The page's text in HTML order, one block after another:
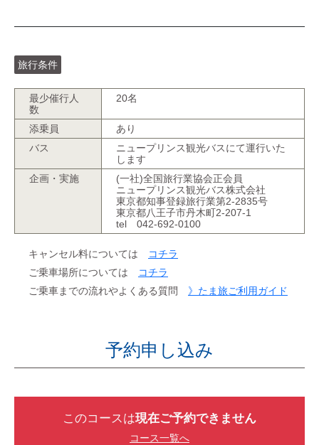
旅行条件
最少催行人
数
20名
添乗員
あり
バス
ニュープリンス観光バスにて運行いた
します
企画・実施
(一社)全国旅行業協会正会員
ニュープリンス観光バス株式会社
東京都知事登録旅行業第2-2835号
東京都八王子市丹木町2-207-1
tel 042-692-0100
キャンセル料については
コチラ
ご乗車場所については
コチラ
ご乗車までの流れやよくある質問 》たま旅ご利用ガイド
予約申し込み
このコースは現在ご予約できません
コース一覧へ